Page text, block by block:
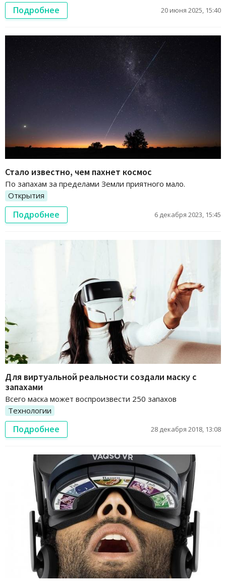
Подробнее 20 июня 2025, 15:40
Стало известно, чем пахнет космос
По запахам за пределами Земли приятного мало.
Открытия
Подробнее 6 декабря 2023, 15:45
Для виртуальной реальности создали маску с
запахами
Всего маска может воспроизвести 250 запахов
Технологии
Подробнее 28 декабря 2018, 13:08